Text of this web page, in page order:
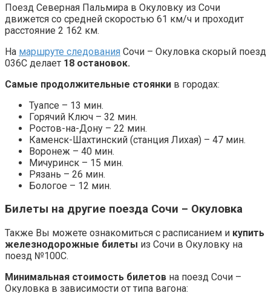
Поезд Северная Пальмира в Окуловку из Сочи
движется со средней скоростью 61 км/ч и проходит
расстояние 2 162 км.
На маршруте следования Сочи – Окуловка скорый поезд
036С делает 18 остановок.
Самые продолжительные стоянки в городах:
Туапсе – 13 мин.
Горячий Ключ – 32 мин.
Ростов-на-Дону – 22 мин.
Каменск-Шахтинский (станция Лихая) – 47 мин.
Воронеж – 40 мин.
Мичуринск – 15 мин.
Рязань – 26 мин.
Бологое – 12 мин.
Билеты на другие поезда Сочи – Окуловка
Также Вы можете ознакомиться с расписанием и купить
железнодорожные билеты из Сочи в Окуловку на
поезд №100С.
Минимальная стоимость билетов на поезд Сочи –
Окуловка в зависимости от типа вагона: